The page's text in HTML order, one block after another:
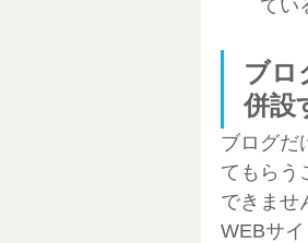
てい
ブロ
併設
ブログだ
てもらう
できませ
WEBサ